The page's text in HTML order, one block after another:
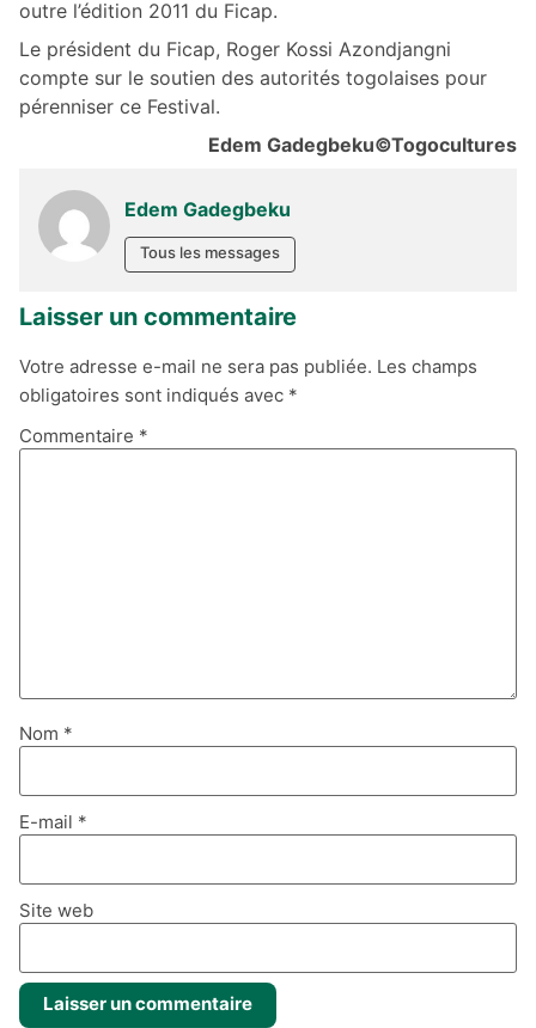
outre l’édition 2011 du Ficap.
Le président du Ficap, Roger Kossi Azondjangni
compte sur le soutien des autorités togolaises pour
pérenniser ce Festival.
Edem Gadegbeku©Togocultures
Edem Gadegbeku
Tous les messages
Laisser un commentaire
Votre adresse e-mail ne sera pas publiée. Les champs
obligatoires sont indiqués avec *
Commentaire *
Nom *
E-mail *
Site web